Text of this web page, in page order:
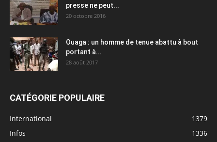
presse ne peut...
20 octobre 2016
Ouaga : un homme de tenue abattu à bout
portant à...
28 août 2017
CATÉGORIE POPULAIRE
International
1379
Infos
1336